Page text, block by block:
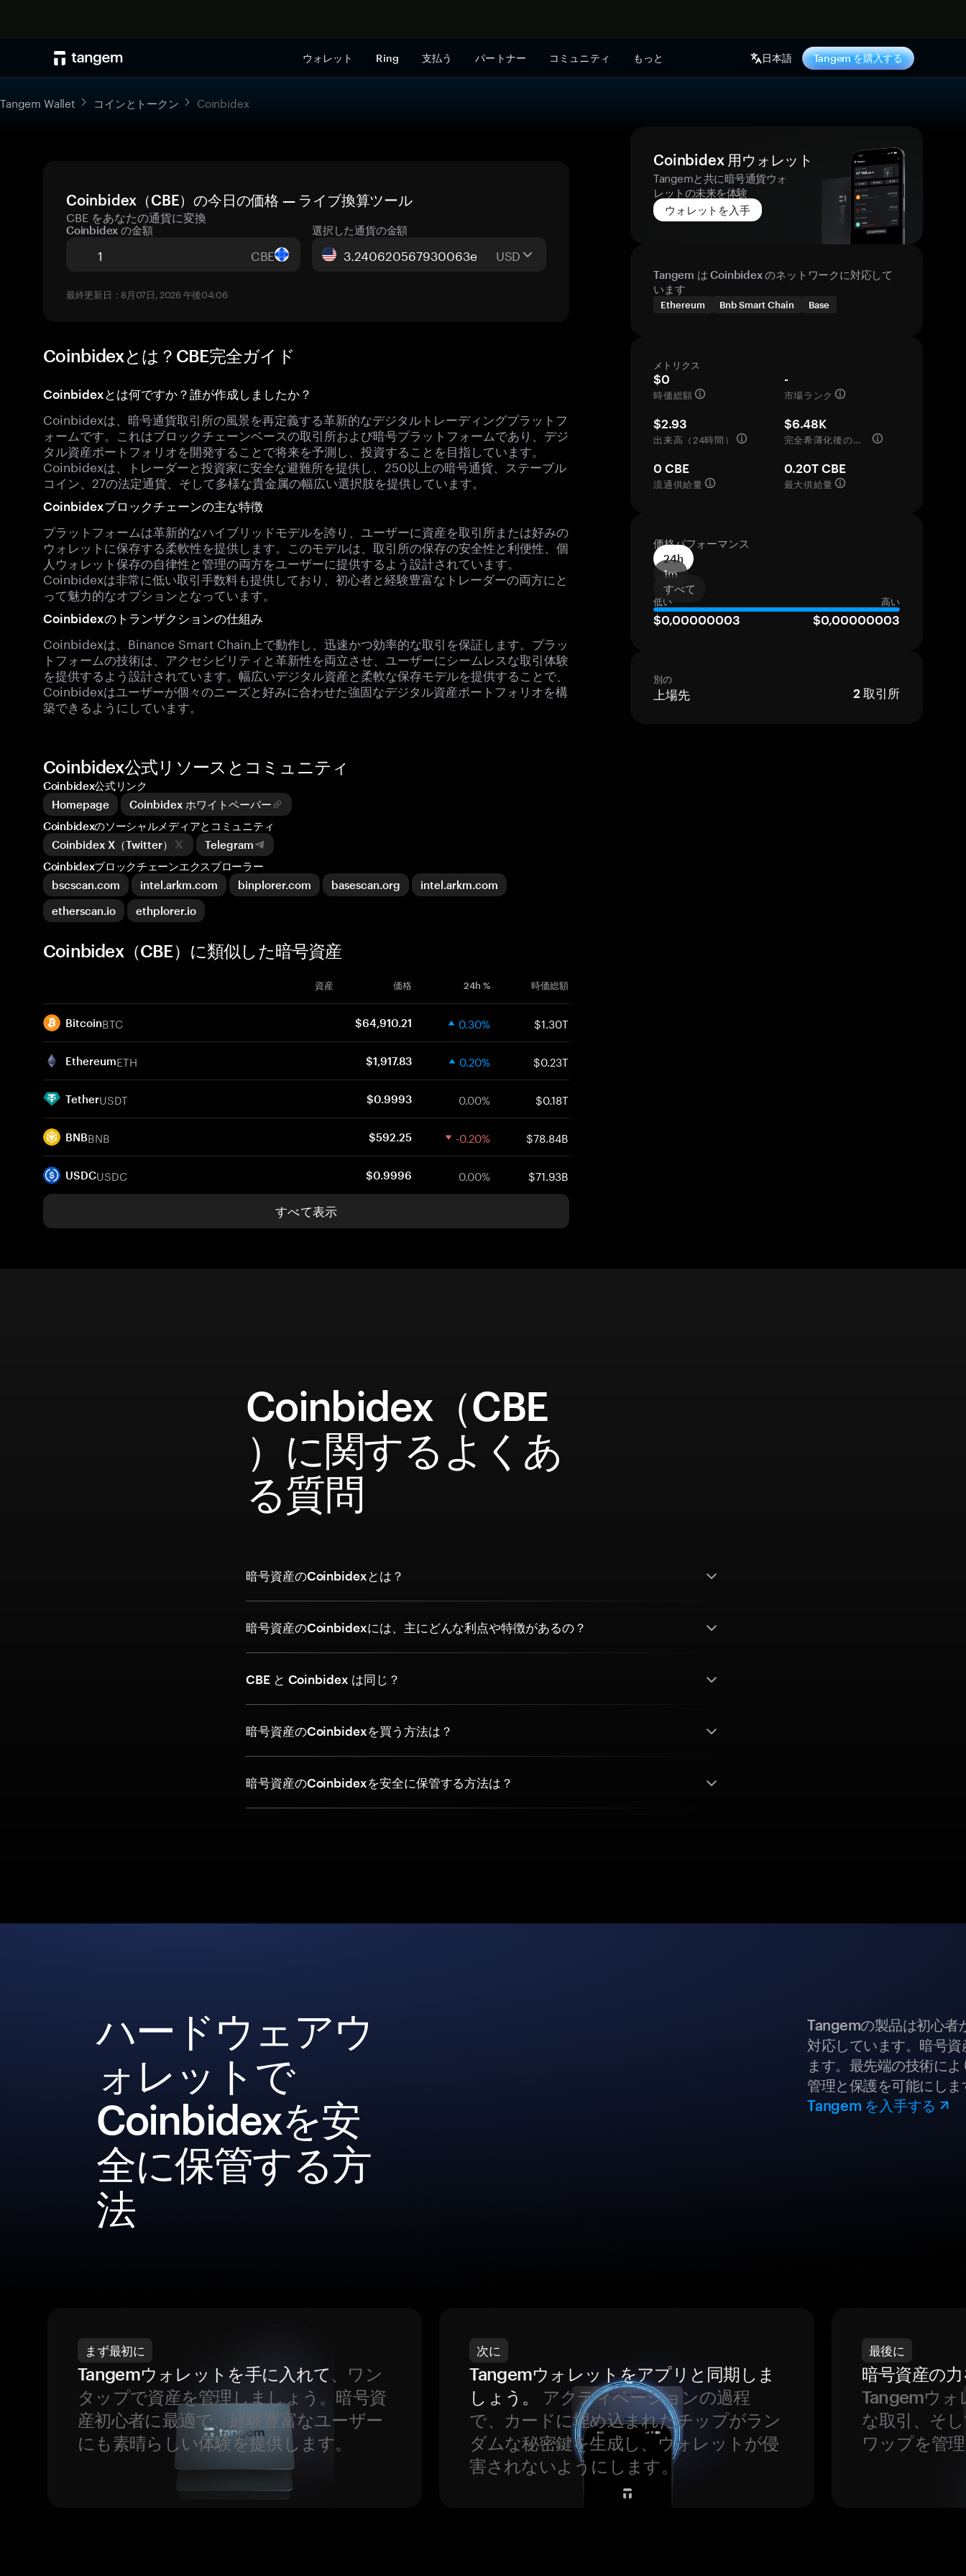
ウォレット Ring 支払う パートナー コミュニティ もっと 日本語 Tangem を購入する
Tangem Wallet コインとトークン Coinbidex
Coinbidex（CBE）の今日の価格 — ライブ換算ツール
CBE をあなたの通貨に変換
Coinbidex の金額
CBE
選択した通貨の金額
USD
最終更新日：8月07日, 2026 午後04:06
Coinbidexとは？CBE完全ガイド
Coinbidexとは何ですか？誰が作成しましたか？
Coinbidexは、暗号通貨取引所の風景を再定義する革新的なデジタルトレーディングプラットフ
ォームです。これはブロックチェーンベースの取引所および暗号プラットフォームであり、デジ
タル資産ポートフォリオを開発することで将来を予測し、投資することを目指しています。
Coinbidexは、トレーダーと投資家に安全な避難所を提供し、250以上の暗号通貨、ステーブル
コイン、27の法定通貨、そして多様な貴金属の幅広い選択肢を提供しています。
Coinbidexブロックチェーンの主な特徴
プラットフォームは革新的なハイブリッドモデルを誇り、ユーザーに資産を取引所または好みの
ウォレットに保存する柔軟性を提供します。このモデルは、取引所の保存の安全性と利便性、個
人ウォレット保存の自律性と管理の両方をユーザーに提供するよう設計されています。
Coinbidexは非常に低い取引手数料も提供しており、初心者と経験豊富なトレーダーの両方にと
って魅力的なオプションとなっています。
Coinbidexのトランザクションの仕組み
Coinbidexは、Binance Smart Chain上で動作し、迅速かつ効率的な取引を保証します。プラッ
トフォームの技術は、アクセシビリティと革新性を両立させ、ユーザーにシームレスな取引体験
を提供するよう設計されています。幅広いデジタル資産と柔軟な保存モデルを提供することで、
Coinbidexはユーザーが個々のニーズと好みに合わせた強固なデジタル資産ポートフォリオを構
築できるようにしています。
Coinbidex 用ウォレット
Tangemと共に暗号通貨ウォ
レットの未来を体験
ウォレットを入手
Tangem は Coinbidex のネットワークに対応して
います
Ethereum Bnb Smart Chain Base
メトリクス
$0
時価総額
-
市場ランク
$2.93
出来高（24時間）
$6.48K
完全希薄化後の評価額
0 CBE
流通供給量
0.20T CBE
最大供給量
価格パフォーマンス
24h
1m
すべて
低い 高い
$0,00000003 $0,00000003
別の
上場先 2 取引所
Coinbidex公式リソースとコミュニティ
Coinbidex公式リンク
Homepage
Coinbidex ホワイトペーパー
Coinbidexのソーシャルメディアとコミュニティ
Coinbidex X（Twitter）
Telegram
Coinbidexブロックチェーンエクスプローラー
bscscan.com
intel.arkm.com binplorer.com basescan.org
intel.arkm.com
etherscan.io
ethplorer.io
Coinbidex（CBE）に類似した暗号資産
資産 価格 24h % 時価総額
BitcoinBTC $64,910.21 0.30% $1.30T
EthereumETH $1,917.83 0.20% $0.23T
TetherUSDT $0.9993 0.00% $0.18T
BNBBNB $592.25 -0.20% $78.84B
USDCUSDC $0.9996 0.00% $71.93B
すべて表示
Coinbidex（CBE
）に関するよくあ
る質問
暗号資産のCoinbidexとは？
暗号資産のCoinbidexには、主にどんな利点や特徴があるの？
CBE と Coinbidex は同じ？
暗号資産のCoinbidexを買う方法は？
暗号資産のCoinbidexを安全に保管する方法は？
ハードウェアウ
ォレットで
Coinbidexを安
全に保管する方
法
Tangemの製品は初心者
対応しています。暗号
ます。最先端の技術に
管理と保護を可能にしま
Tangem を入手する
まず最初に
Tangemウォレットを手に入れて、ワン
タップで資産を管理しましょう。暗号資
産初心者に最適で、経験豊富なユーザー
にも素晴らしい体験を提供します。
次に
Tangemウォレットをアプリと同期しま
しょう。
アクティベーションの過程
で、カードに埋め込まれたチップがラン
ダムな秘密鍵を生成し、ウォレットが侵
害されないようにします。
最後に
暗号資産の
Tangemウォ
な取引、そ
ワップを管